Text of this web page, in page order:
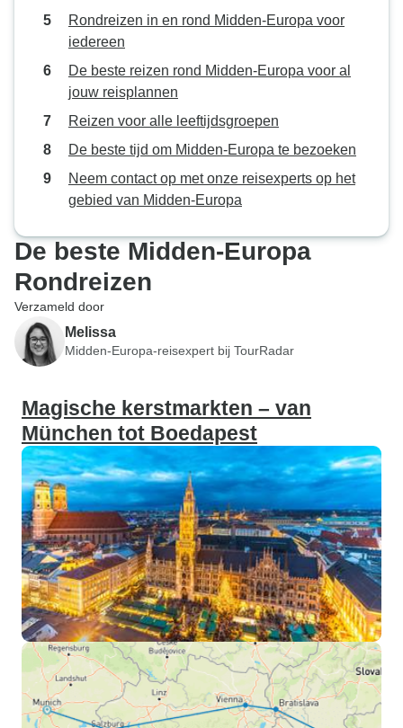
Rondreizen in en rond Midden-Europa voor
iedereen
De beste reizen rond Midden-Europa voor al
jouw reisplannen
Reizen voor alle leeftijdsgroepen
De beste tijd om Midden-Europa te bezoeken
Neem contact op met onze reisexperts op het
gebied van Midden-Europa
De beste Midden-Europa
Rondreizen
Verzameld door
Melissa
Midden-Europa-reisexpert bij TourRadar
Magische kerstmarkten – van
München tot Boedapest